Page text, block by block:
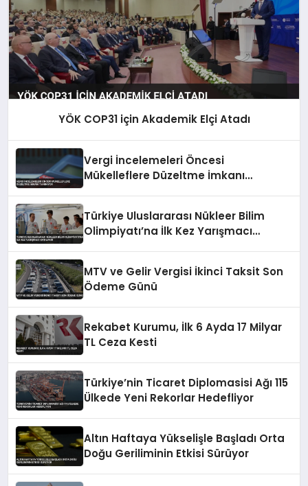
YÖK COP31 için Akademik Elçi Atadı
Vergi İncelemeleri Öncesi
Mükelleflere Düzeltme İmkanı
Türkiye Uluslararası Nükleer Bilim
Olimpiyatı’na İlk Kez Yarışmacı
MTV ve Gelir Vergisi İkinci Taksit Son
Ödeme Günü
Rekabet Kurumu, İlk 6 Ayda 17 Milyar
TL Ceza Kesti
Türkiye’nin Ticaret Diplomasisi Ağı 115
Ülkede Yeni Rekorlar Hedefliyor
Altın Haftaya Yükselişle Başladı Orta
Doğu Geriliminin Etkisi Sürüyor